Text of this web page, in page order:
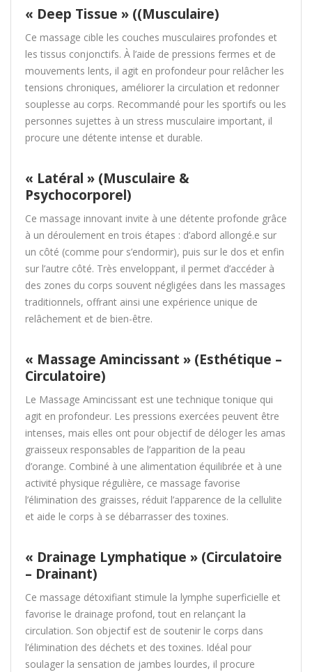
« Deep Tissue » ((Musculaire)
Ce massage cible les couches musculaires profondes et
les tissus conjonctifs. À l’aide de pressions fermes et de
mouvements lents, il agit en profondeur pour relâcher les
tensions chroniques, améliorer la circulation et redonner
souplesse au corps. Recommandé pour les sportifs ou les
personnes sujettes à un stress musculaire important, il
procure une détente intense et durable.
« Latéral » (Musculaire &
Psychocorporel)
Ce massage innovant invite à une détente profonde grâce
à un déroulement en trois étapes : d’abord allongé.e sur
un côté (comme pour s’endormir), puis sur le dos et enfin
sur l’autre côté. Très enveloppant, il permet d’accéder à
des zones du corps souvent négligées dans les massages
traditionnels, offrant ainsi une expérience unique de
relâchement et de bien-être.
« Massage Amincissant » (Esthétique –
Circulatoire)
Le Massage Amincissant est une technique tonique qui
agit en profondeur. Les pressions exercées peuvent être
intenses, mais elles ont pour objectif de déloger les amas
graisseux responsables de l’apparition de la peau
d’orange. Combiné à une alimentation équilibrée et à une
activité physique régulière, ce massage favorise
l’élimination des graisses, réduit l’apparence de la cellulite
et aide le corps à se débarrasser des toxines.
« Drainage Lymphatique » (Circulatoire
– Drainant)
Ce massage détoxifiant stimule la lymphe superficielle et
favorise le drainage profond, tout en relançant la
circulation. Son objectif est de soutenir le corps dans
l’élimination des déchets et des toxines. Idéal pour
soulager la sensation de jambes lourdes, il procure